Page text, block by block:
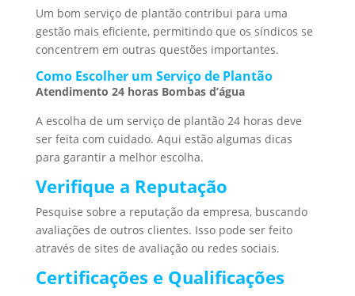
Um bom serviço de plantão contribui para uma
gestão mais eficiente, permitindo que os síndicos se
concentrem em outras questões importantes.
Como Escolher um Serviço de Plantão
Atendimento 24 horas Bombas d’água
A escolha de um serviço de plantão 24 horas deve
ser feita com cuidado. Aqui estão algumas dicas
para garantir a melhor escolha.
Verifique a Reputação
Pesquise sobre a reputação da empresa, buscando
avaliações de outros clientes. Isso pode ser feito
através de sites de avaliação ou redes sociais.
Certificações e Qualificações